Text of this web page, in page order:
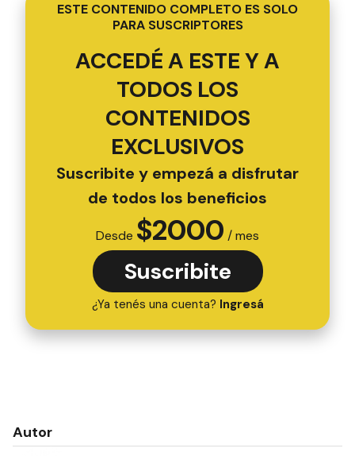
ESTE CONTENIDO COMPLETO ES SOLO
PARA SUSCRIPTORES
ACCEDÉ A ESTE Y A
TODOS LOS
CONTENIDOS
EXCLUSIVOS
Suscribite y empezá a disfrutar
de todos los beneficios
Desde $2000 / mes
Suscribite
¿Ya tenés una cuenta? Ingresá
Autor